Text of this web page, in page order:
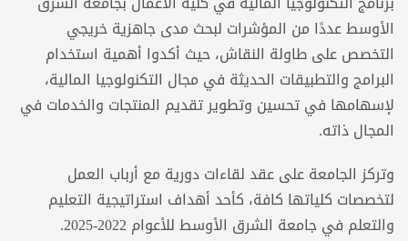
الأوسط عددًا من المؤشرات لبحث مدى جاهزية خريجي
التخصص على طاولة النقاش، حيث أكدوا أهمية استخدام
البرامج والتطبيقات الحديثة في مجال التكنولوجيا المالية،
لإسهامها في تحسين وتطوير تقديم المنتجات والخدمات في
المجال ذاته.
وتركز الجامعة على عقد لقاءات دورية مع أرباب العمل
لتخصصات كلياتها كافة، كأحد أهداف استراتيجية التعليم
والتعلم في جامعة الشرق الأوسط للأعوام 2022-2025.